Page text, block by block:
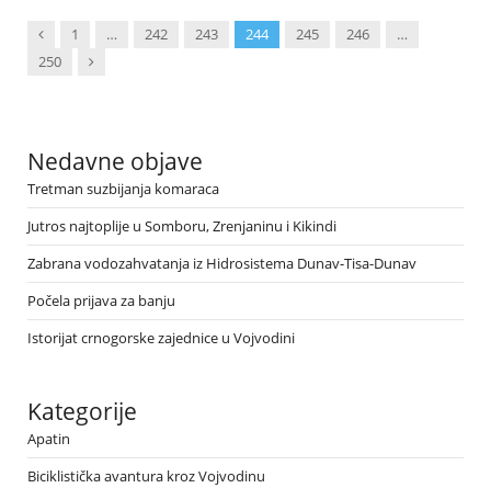
Previous
1 … 242 243 244 245 246
…
250
Next
Nedavne objave
Tretman suzbijanja komaraca
Jutros najtoplije u Somboru, Zrenjaninu i Kikindi
Zabrana vodozahvatanja iz Hidrosistema Dunav-Tisa-Dunav
Počela prijava za banju
Istorijat crnogorske zajednice u Vojvodini
Kategorije
Apatin
Biciklistička avantura kroz Vojvodinu